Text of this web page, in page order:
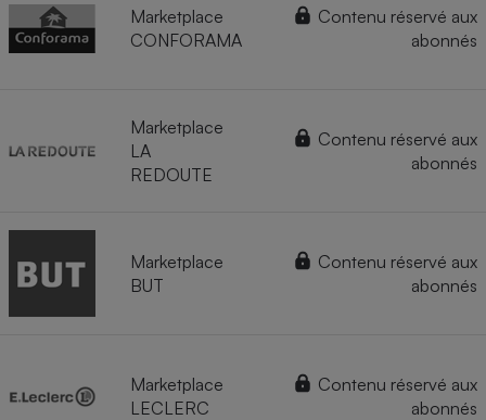
Marketplace
CONFORAMA
Contenu réservé aux
abonnés
Marketplace
LA
REDOUTE
Contenu réservé aux
abonnés
Marketplace
BUT
Contenu réservé aux
abonnés
Marketplace
LECLERC
Contenu réservé aux
abonnés